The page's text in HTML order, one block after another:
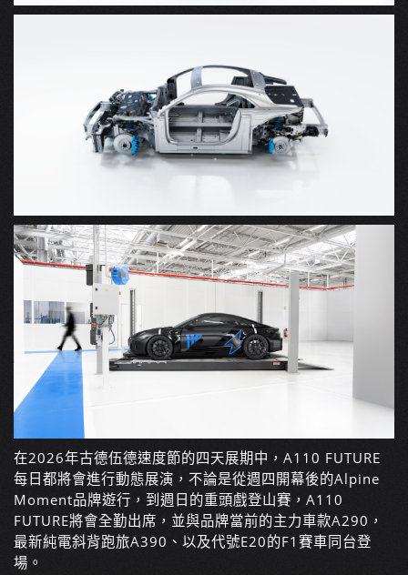
在2026年古德伍德速度節的四天展期中，A110 FUTURE
每日都將會進行動態展演，不論是從週四開幕後的Alpine
Moment品牌遊行，到週日的重頭戲登山賽，A110
FUTURE將會全勤出席，並與品牌當前的主力車款A290，
最新純電斜背跑旅A390、以及代號E20的F1賽車同台登
場。